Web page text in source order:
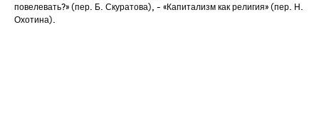
повелевать?» (пер. Б. Скуратова), - «Капитализм как религия» (пер. Н.
Охотина).